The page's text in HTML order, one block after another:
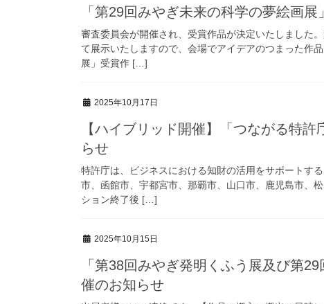
「第29回みやぎ未来の科学の夢絵画
審査委員会が開催され、受賞作品が決定いたしました
て展示いたしますので、会場でアイデアのつまった作
展」受賞作 […]
2025年10月17日
【ハイブリッド開催】「つながる特
らせ
特許庁は、ビジネスにおける知財の活用をサポートす
市、函館市、宇都宮市、那覇市、山口市、鹿児島市、
ション終了後 […]
2025年10月15日
「第38回みやぎ発明くふう展及び第
催のお知らせ